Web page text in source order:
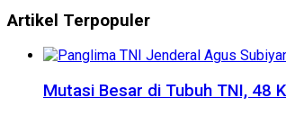
Artikel Terpopuler
Mutasi Besar di Tubuh TNI, 48